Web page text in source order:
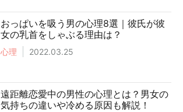
おっぱいを吸う男の心理8選｜彼氏が彼
女の乳首をしゃぶる理由は？
心理 2022.03.25
遠距離恋愛中の男性の心理とは？男女の
気持ちの違いや冷める原因も解説！